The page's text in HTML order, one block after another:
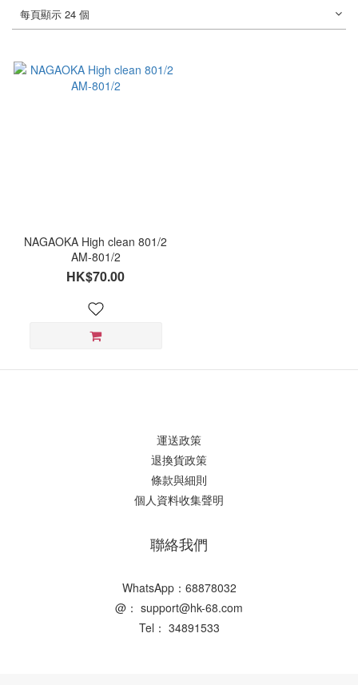
每頁顯示 24 個
NAGAOKA High clean 801/2
AM-801/2
HK$70.00
運送政策
退換貨政策
條款與細則
個人資料收集聲明
聯絡我們
WhatsApp：68878032
@： support@hk-68.com
Tel： 34891533